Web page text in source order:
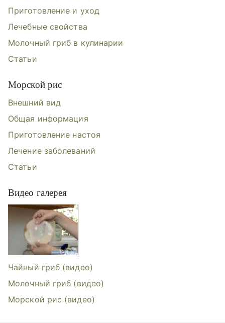
Приготовление и уход
Лечебные свойства
Молочный гриб в кулинарии
Статьи
Морской рис
Внешний вид
Общая информация
Приготовление настоя
Лечение заболеваний
Статьи
Видео галерея
Видеогалерея: Чайный гриб,
Чайный гриб (видео)
Молочный гриб (видео)
Морской рис (видео)